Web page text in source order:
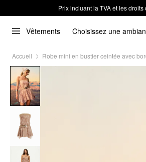
Prix incluant la TVA et les
Vêtements Choisissez une
Accueil Robe mini en bustier ceintée avec